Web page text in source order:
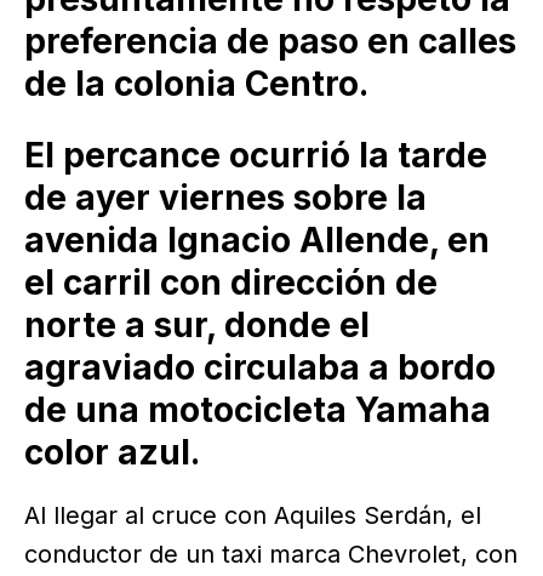
preferencia de paso en calles
de la colonia Centro.
El percance ocurrió la tarde
de ayer viernes sobre la
avenida Ignacio Allende, en
el carril con dirección de
norte a sur, donde el
agraviado circulaba a bordo
de una motocicleta Yamaha
color azul.
Al llegar al cruce con Aquiles Serdán, el
conductor de un taxi marca Chevrolet, con